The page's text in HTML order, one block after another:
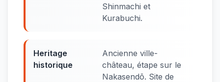
Shinmachi et
Kurabuchi.
Heritage
historique
Ancienne ville-
château, étape sur le
Nakasendō. Site de